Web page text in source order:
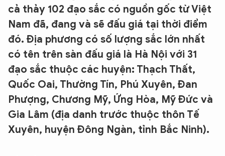
cả thảy 102 đạo sắc có nguồn gốc từ Việt
Nam đã, đang và sẽ đấu giá tại thời điểm
đó. Địa phương có số lượng sắc lớn nhất
có tên trên sàn đấu giá là Hà Nội với 31
đạo sắc thuộc các huyện: Thạch Thất,
Quốc Oai, Thường Tín, Phú Xuyên, Đan
Phượng, Chương Mỹ, Ứng Hòa, Mỹ Đức và
Gia Lâm (địa danh trước thuộc thôn Tế
Xuyên, huyện Đông Ngàn, tỉnh Bắc Ninh).